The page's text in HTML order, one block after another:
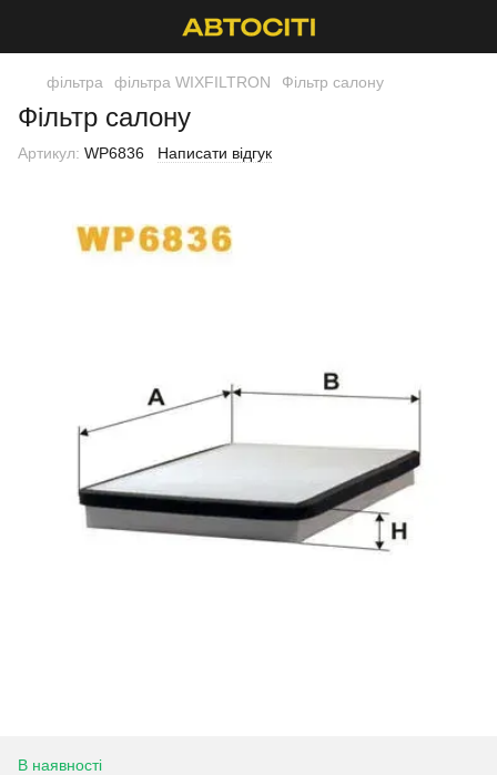
фільтра фільтра WIXFILTRON Фільтр салону
Фільтр салону
Артикул: WP6836 Написати відгук
В наявності